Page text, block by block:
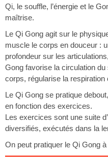
Qi, le souffle, l’énergie et le
maîtrise.
Le Qi Gong agit sur le
muscle le corps en douceur :
profondeur sur les
Gong favorise la circulation du
corps, régularise la respiration
Le Qi Gong se pratique
en fonction des exercices.
Les exercices sont une suite
diversifiés, exécutés dans la
On peut pratiquer le Qi Gong